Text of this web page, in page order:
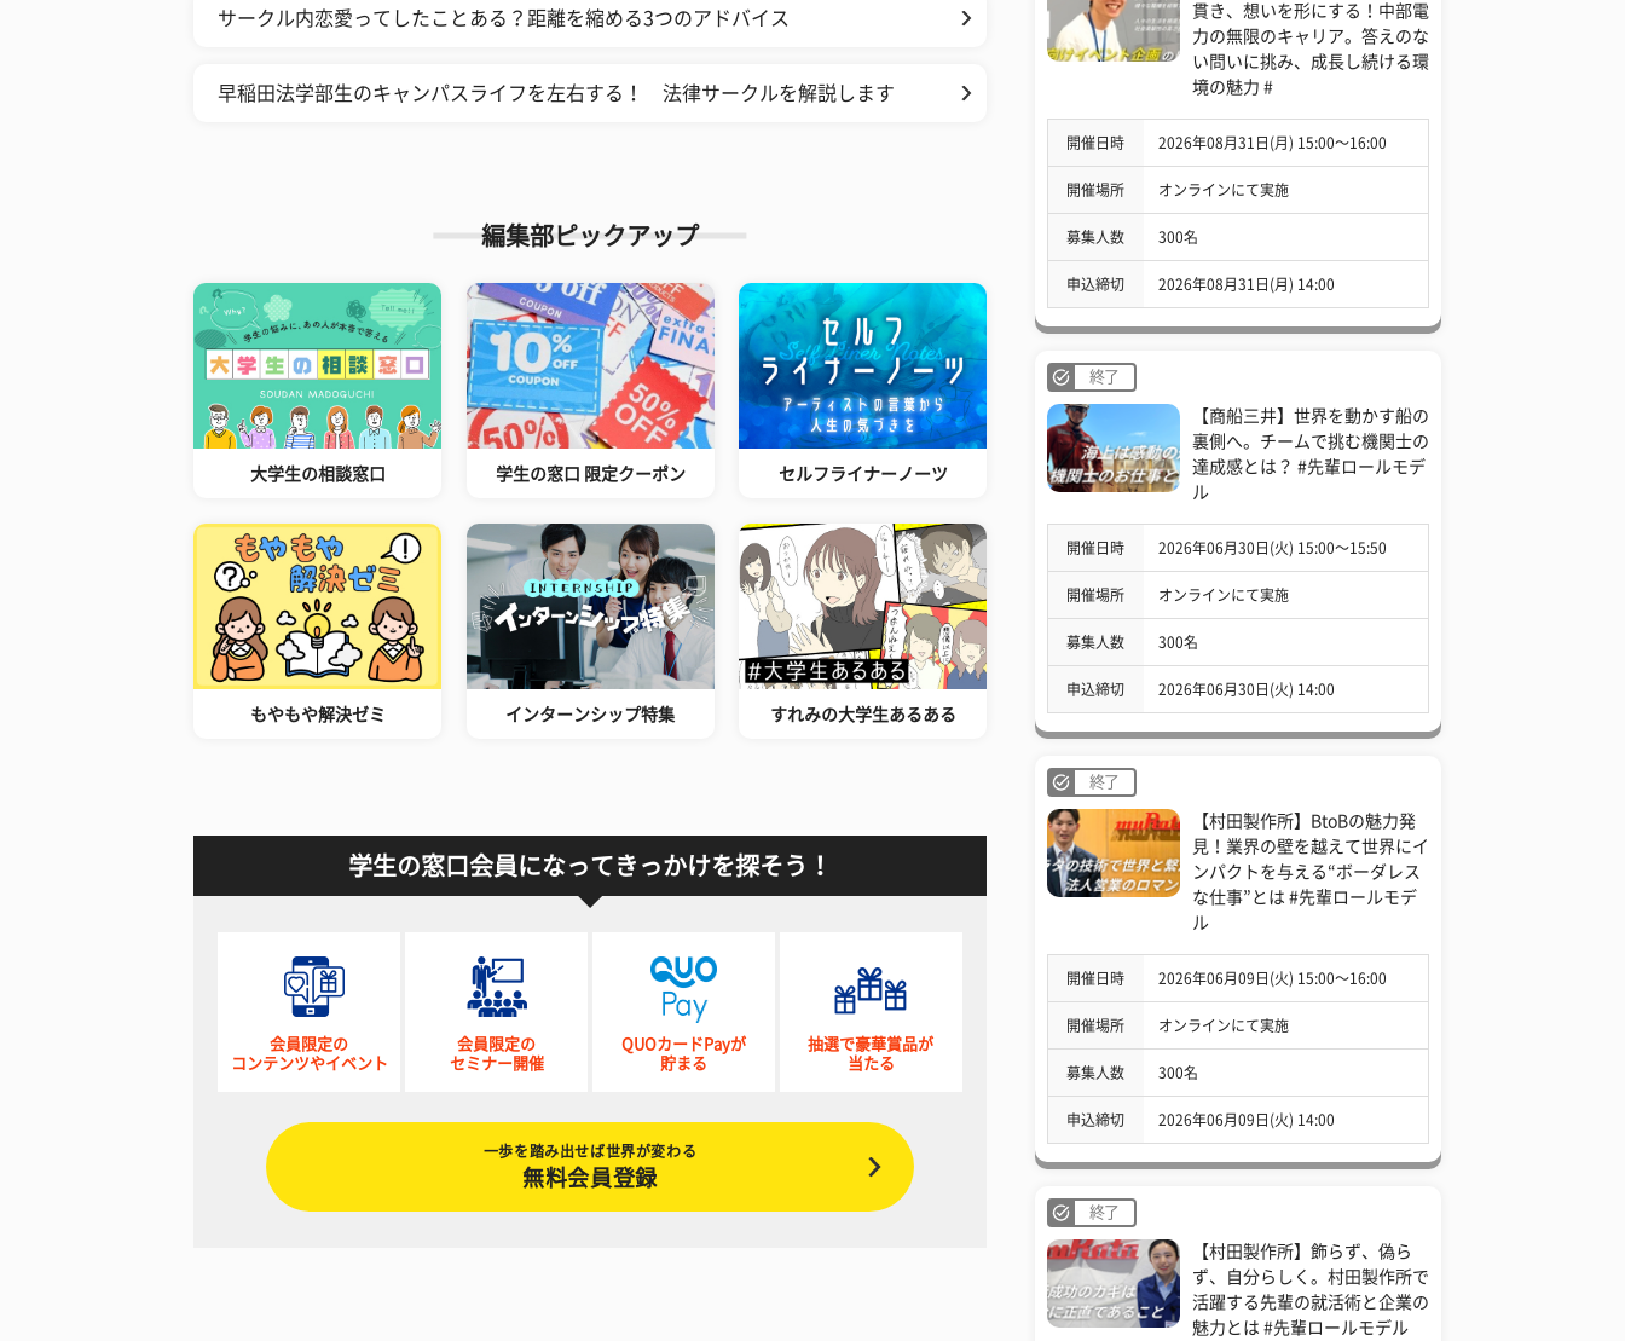
サークル内恋愛ってしたことある？距離を縮める3つのアドバイス
早稲田法学部生のキャンパスライフを左右する！ 法律サークルを解説します
編集部ピックアップ
大学生の相談窓口 学生の窓口 限定クーポン セルフライナーノーツ
もやもや解決ゼミ インターンシップ特集 すれみの大学生あるある
学生の窓口会員になってきっかけを探そう！
会員限定の
コンテンツやイベント
会員限定の
セミナー開催
QUOカードPayが
貯まる
抽選で豪華賞品が
当たる
一歩を踏み出せば世界が変わる
無料会員登録
貫き、想いを形にする！中部電
力の無限のキャリア。答えのな
い問いに挑み、成長し続ける環
境の魅力 #
開催日時 2026年08月31日(月) 15:00〜16:00
開催場所 オンラインにて実施
募集人数 300名
申込締切 2026年08月31日(月) 14:00
終了
【商船三井】世界を動かす船の
裏側へ。チームで挑む機関士の
達成感とは？ #先輩ロールモデ
ル
開催日時 2026年06月30日(火) 15:00〜15:50
開催場所 オンラインにて実施
募集人数 300名
申込締切 2026年06月30日(火) 14:00
終了
【村田製作所】BtoBの魅力発
見！業界の壁を越えて世界にイ
ンパクトを与える“ボーダレス
な仕事”とは #先輩ロールモデ
ル
開催日時 2026年06月09日(火) 15:00〜16:00
開催場所 オンラインにて実施
募集人数 300名
申込締切 2026年06月09日(火) 14:00
終了
【村田製作所】飾らず、偽ら
ず、自分らしく。村田製作所で
活躍する先輩の就活術と企業の
魅力とは #先輩ロールモデル